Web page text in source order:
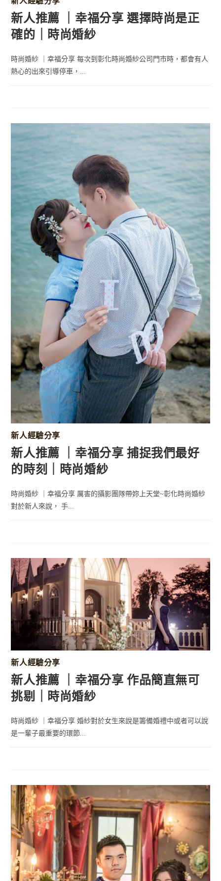
新人推薦 ｜幸福分享 選擇時尚是正
確的｜時尚婚紗
時尚婚紗 ｜幸福分享 每次到彰化時尚婚紗公司門市時，都會有人
熱心的出來引導停車，...
新人經驗分享
新人推薦 ｜幸福分享 捕捉我們最好
的時刻｜時尚婚紗
時尚婚紗 ｜幸福分享 厲害的攝影團隊帶妳上天堂~彰化時尚婚紗
對於新人來說， 手...
新人經驗分享
新人推薦 ｜幸福分享 作品簡直無可
挑剔｜時尚婚紗
時尚婚紗 ｜幸福分享 婚紗對於女生來說是籌備婚禮中或者可以說
是一輩子最重要的環節...